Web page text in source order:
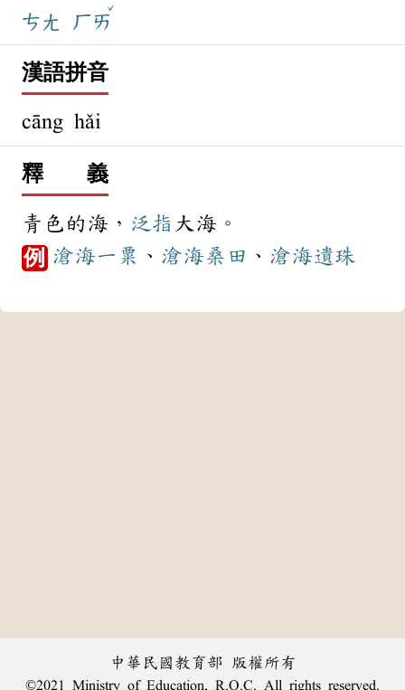
ㄘㄤ ㄏㄞ
ˇ
漢語拼音
cāng hǎi
釋 義
青色的海， 泛指 大海。
例 滄海一粟 、 滄海桑田 、 滄海遺珠
中華民國教育部 版權所有
©2021 Ministry of Education, R.O.C. All rights reserved.